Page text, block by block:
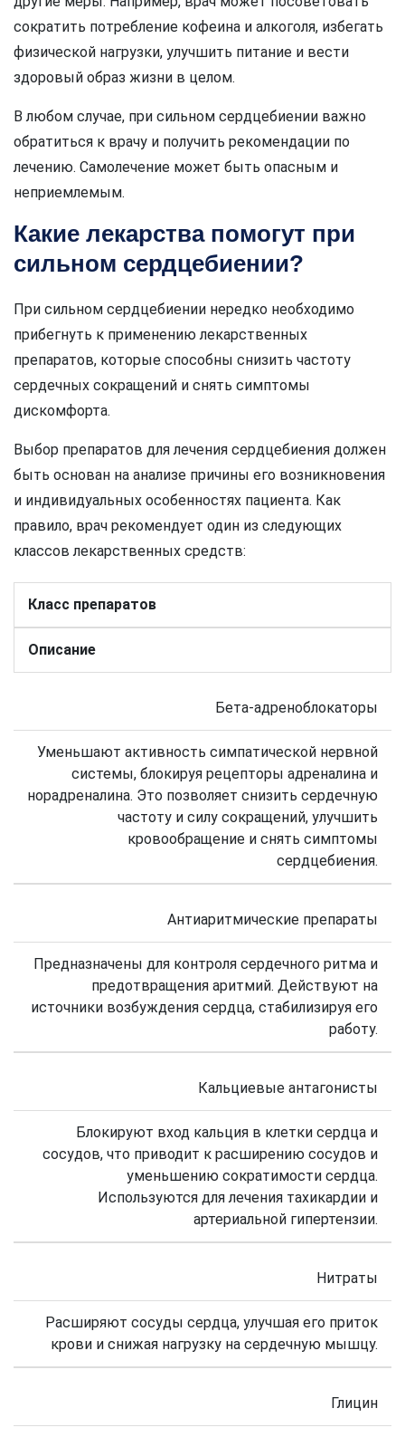
сократить потребление кофеина и алкоголя, избегать
физической нагрузки, улучшить питание и вести
здоровый образ жизни в целом.
В любом случае, при сильном сердцебиении важно
обратиться к врачу и получить рекомендации по
лечению. Самолечение может быть опасным и
неприемлемым.
Какие лекарства помогут при
сильном сердцебиении?
При сильном сердцебиении нередко необходимо
прибегнуть к применению лекарственных
препаратов, которые способны снизить частоту
сердечных сокращений и снять симптомы
дискомфорта.
Выбор препаратов для лечения сердцебиения должен
быть основан на анализе причины его возникновения
и индивидуальных особенностях пациента. Как
правило, врач рекомендует один из следующих
классов лекарственных средств:
Класс препаратов
Описание
Бета-адреноблокаторы
Уменьшают активность симпатической нервной
системы, блокируя рецепторы адреналина и
норадреналина. Это позволяет снизить сердечную
частоту и силу сокращений, улучшить
кровообращение и снять симптомы
сердцебиения.
Антиаритмические препараты
Предназначены для контроля сердечного ритма и
предотвращения аритмий. Действуют на
источники возбуждения сердца, стабилизируя его
работу.
Кальциевые антагонисты
Блокируют вход кальция в клетки сердца и
сосудов, что приводит к расширению сосудов и
уменьшению сократимости сердца.
Используются для лечения тахикардии и
артериальной гипертензии.
Нитраты
Расширяют сосуды сердца, улучшая его приток
крови и снижая нагрузку на сердечную мышцу.
Глицин